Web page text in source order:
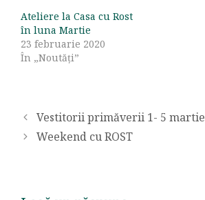
Ateliere la Casa cu Rost
în luna Martie
23 februarie 2020
În „Noutăți”
Vestitorii primăverii 1- 5 martie
Weekend cu ROST